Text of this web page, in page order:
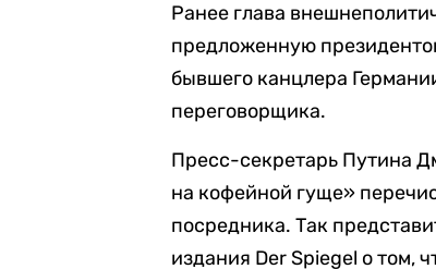
Ранее глава
предложенную
бывшего канцлера
переговорщика.
Пресс-секретарь Путина
на кофейной гуще»
посредника. Так
издания Der Spiegel о том,